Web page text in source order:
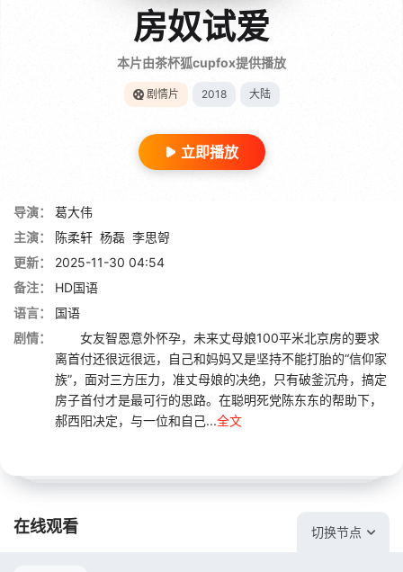
房奴试爱
本片由茶杯狐cupfox提供播放
剧情片 2018 大陆
立即播放
导演：
葛大伟
主演：
陈柔轩 杨磊 李思哿
更新：
2025-11-30 04:54
备注：
HD国语
语言：
国语
剧情：
女友智恩意外怀孕，未来丈母娘100平米北京房的要求
离首付还很远很远，自己和妈妈又是坚持不能打胎的“信仰家
族”，面对三方压力，准丈母娘的决绝，只有破釜沉舟，搞定
房子首付才是最可行的思路。在聪明死党陈东东的帮助下，
郝西阳决定，与一位和自己...全文
在线观看 切换节点